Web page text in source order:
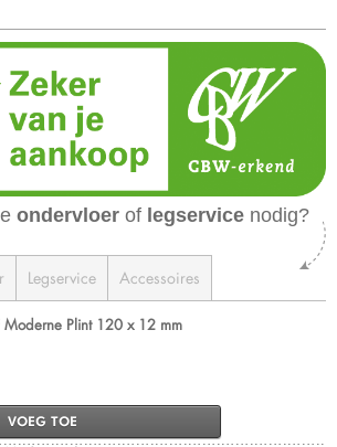
ondervloer of legservice nodig?
Legservice Accessoires
Moderne Plint 120 x 12 mm
VOEG TOE